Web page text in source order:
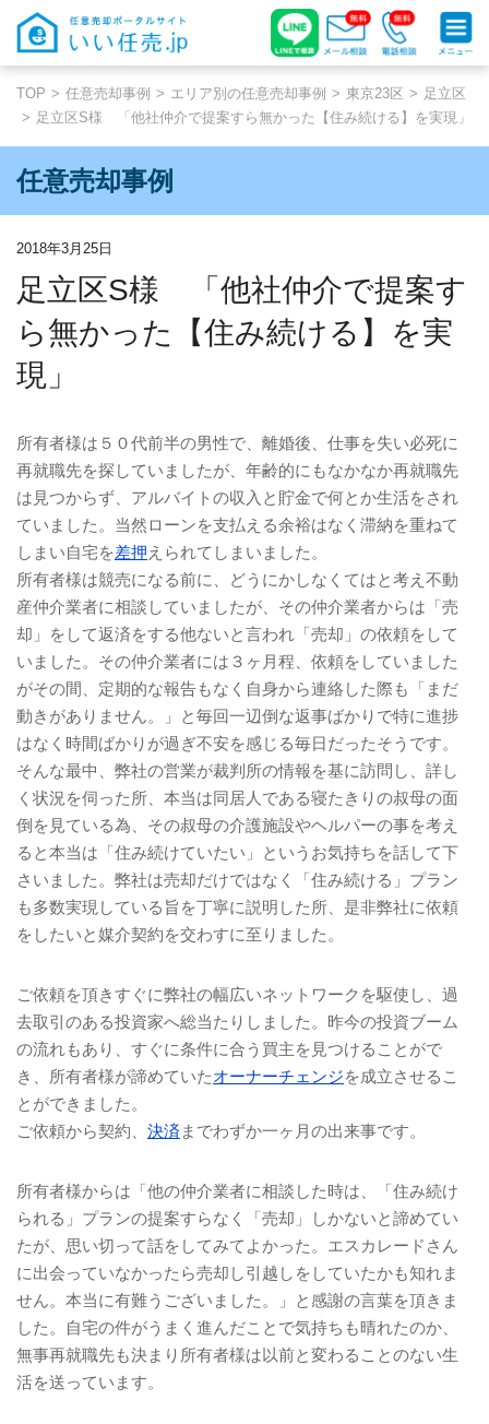
TOP 任意売却事例 エリア別の任意売却事例 東京23区
足立区
足立区S様 「他社仲介で提案すら無かった【住み続ける】を実現」
任意売却事例
2018年3月25日
足立区S様 「他社仲介で提案す
ら無かった【住み続ける】を実
現」
所有者様は５０代前半の男性で、離婚後、仕事を失い必死に
再就職先を探していましたが、年齢的にもなかなか再就職先
は見つからず、アルバイトの収入と貯金で何とか生活をされ
ていました。当然ローンを支払える余裕はなく滞納を重ねて
しまい自宅を差押 えられてしまいました。
所有者様は競売になる前に、どうにかしなくてはと考え不動
産仲介業者に相談していましたが、その仲介業者からは「売
却」をして返済をする他ないと言われ「売却」の依頼をして
いました。その仲介業者には３ヶ月程、依頼をしていました
がその間、定期的な報告もなく自身から連絡した際も「まだ
動きがありません。」と毎回一辺倒な返事ばかりで特に進捗
はなく時間ばかりが過ぎ不安を感じる毎日だったそうです。
そんな最中、弊社の営業が裁判所の情報を基に訪問し、詳し
く状況を伺った所、本当は同居人である寝たきりの叔母の面
倒を見ている為、その叔母の介護施設やヘルパーの事を考え
ると本当は「住み続けていたい」というお気持ちを話して下
さいました。弊社は売却だけではなく「住み続ける」プラン
も多数実現している旨を丁寧に説明した所、是非弊社に依頼
をしたいと媒介契約を交わすに至りました。
ご依頼を頂きすぐに弊社の幅広いネットワークを駆使し、過
去取引のある投資家へ総当たりしました。昨今の投資ブーム
の流れもあり、すぐに条件に合う買主を見つけることがで
き、所有者様が諦めていたオーナーチェンジを成立させるこ
とができました。
ご依頼から契約、 決済までわずか一ヶ月の出来事です。
所有者様からは「他の仲介業者に相談した時は、「住み続け
られる」プランの提案すらなく「売却」しかないと諦めてい
たが、思い切って話をしてみてよかった。エスカレードさん
に出会っていなかったら売却し引越しをしていたかも知れま
せん。本当に有難うございました。」と感謝の言葉を頂きま
した。自宅の件がうまく進んだことで気持ちも晴れたのか、
無事再就職先も決まり所有者様は以前と変わることのない生
活を送っています。